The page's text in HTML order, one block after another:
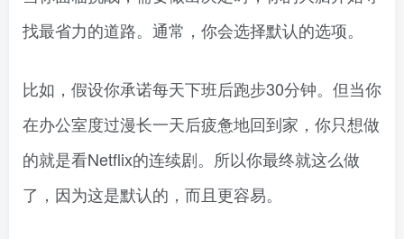
找最省力的道路。通常，你会选择默认的选项。
比如，假设你承诺每天下班后跑步30分钟。但当你
在办公室度过漫长一天后疲惫地回到家，你只想做
的就是看Netflix的连续剧。所以你最终就这么做
了，因为这是默认的，而且更容易。